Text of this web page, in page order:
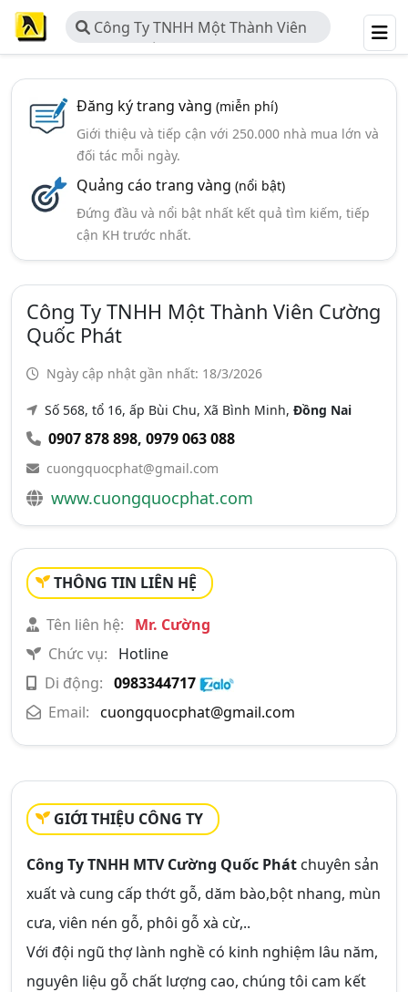
Công Ty TNHH Một Thành Viên
Cường Quốc Phát
Đăng ký trang vàng (miễn phí)
Giới thiệu và tiếp cận với 250.000 nhà mua lớn và
đối tác mỗi ngày.
Quảng cáo trang vàng (nổi bật)
Đứng đầu và nổi bật nhất kết quả tìm kiếm, tiếp
cận KH trước nhất.
Công Ty TNHH Một Thành Viên Cường
Quốc Phát
Ngày cập nhật gần nhất: 18/3/2026
Số 568, tổ 16, ấp Bùi Chu, Xã Bình Minh, Đồng Nai
0907 878 898, 0979 063 088
cuongquocphat@gmail.com
www.cuongquocphat.com
THÔNG TIN LIÊN HỆ
Tên liên hệ:
Mr. Cường
Chức vụ:
Hotline
Di động: 0983344717
Email: cuongquocphat@gmail.com
GIỚI THIỆU CÔNG TY
Công Ty TNHH MTV Cường Quốc Phát chuyên sản
xuất và cung cấp thớt gỗ, dăm bào,bột nhang, mùn
cưa, viên nén gỗ, phôi gỗ xà cừ,..
Với đội ngũ thợ lành nghề có kinh nghiệm lâu năm,
nguyên liệu gỗ chất lượng cao, chúng tôi cam kết